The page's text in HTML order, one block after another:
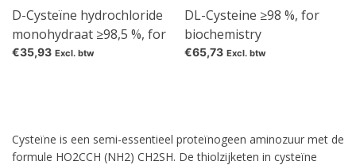
D-Cysteïne hydrochloride
monohydraat ≥98,5 %, for
biochemistry
€35,93 Excl. btw
DL-Cysteine ≥98 %, for
biochemistry
€65,73 Excl. btw
Cysteïne is een semi-essentieel proteïnogeen aminozuur met de
formule HO2CCH (NH2) CH2SH. De thiolzijketen in cysteïne